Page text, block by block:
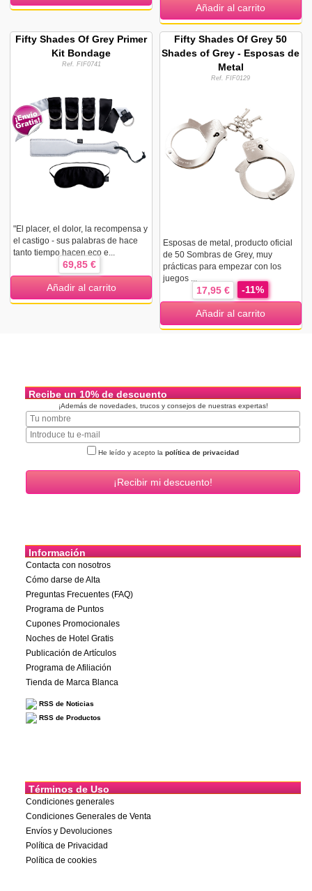
Añadir al carrito
Fifty Shades Of Grey Primer
Kit Bondage
Ref. FIF0741
"El placer, el dolor, la recompensa y
el castigo - sus palabras de hace
tanto tiempo hacen eco e...
69,85 €
Añadir al carrito
Fifty Shades Of Grey 50
Shades of Grey - Esposas de
Metal
Ref. FIF0129
Esposas de metal, producto oficial
de 50 Sombras de Grey, muy
prácticas para empezar con los
juegos ...
17,95 € -11%
Añadir al carrito
Recibe un 10% de descuento
¡Además de novedades, trucos y consejos de nuestras expertas!
He leído y acepto la política de privacidad
Información
Contacta con nosotros
Cómo darse de Alta
Preguntas Frecuentes (FAQ)
Programa de Puntos
Cupones Promocionales
Noches de Hotel Gratis
Publicación de Artículos
Programa de Afiliación
Tienda de Marca Blanca
RSS de Noticias
RSS de Productos
Términos de Uso
Condiciones generales
Condiciones Generales de Venta
Envíos y Devoluciones
Política de Privacidad
Política de cookies